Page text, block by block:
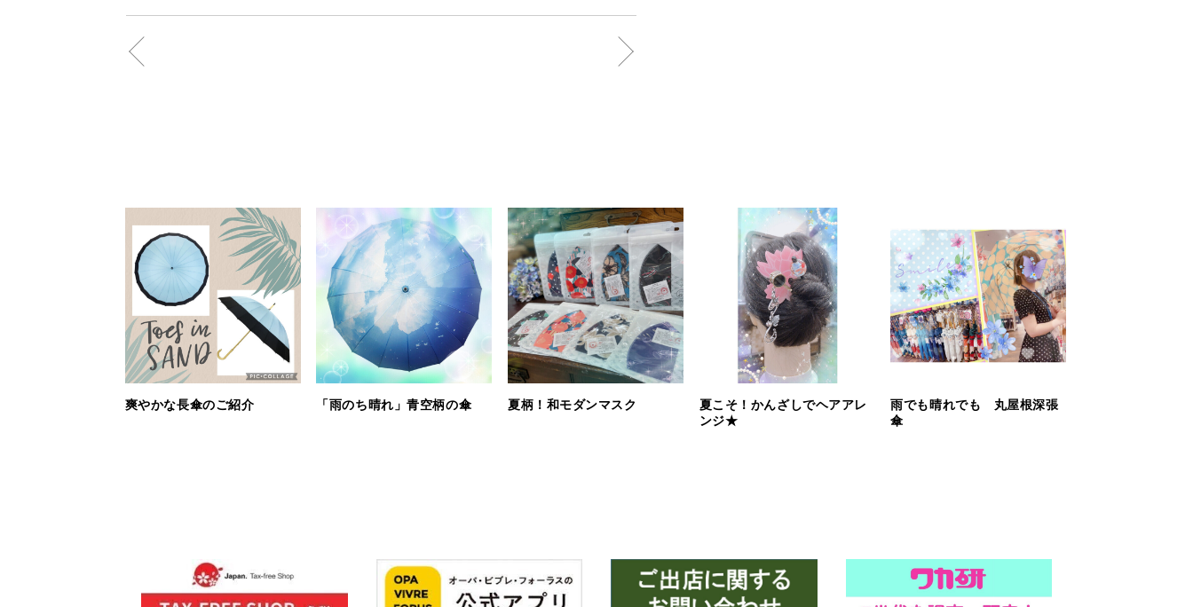
爽やかな長傘のご紹介 「雨のち晴れ」青空柄の傘 夏柄！和モダンマスク
夏こそ！かんざしでヘアアレ
ンジ★
雨でも晴れでも 丸屋根深張
傘